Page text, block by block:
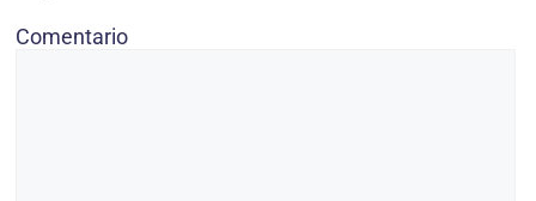
Comentario